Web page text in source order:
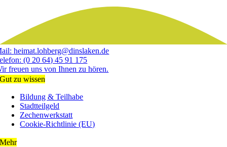
heimat.lohberg@dinslaken.de
(0 20 64) 45 91 175
freuen uns von Ihnen zu hören.
Gut zu wissen
Bildung & Teilhabe
Stadtteilgeld
Zechenwerkstatt
Cookie-Richtlinie (EU)
Mehr